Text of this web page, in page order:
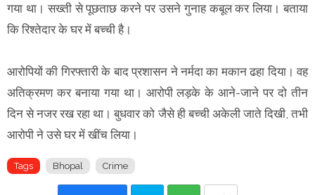
गया था। सख्ती से पूछताछ करने पर उसने गुनाह कबूल कर लिया। बताया
कि रिश्तेदार के घर में बच्ची है।
आरोपियों की गिरफ्तारी के बाद प्रशासन ने नर्मदा का मकान ढहा दिया। वह
अतिक्रमण कर बनाया गया था। आरोपी लड़के के आने-जाने पर दो तीन
दिन से नजर रख रहा था। बुधवार को जैसे ही बच्ची अकेली जाते दिखी, तभी
आरोपी ने उसे घर में खींच लिया।
Tags Bhopal Crime